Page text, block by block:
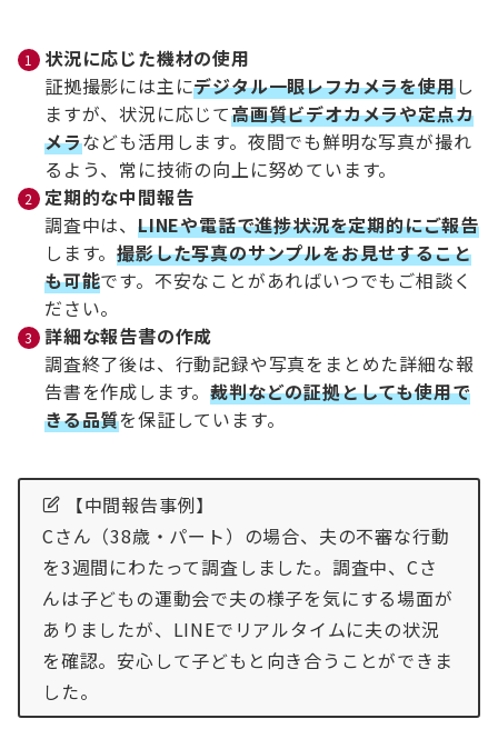
状況に応じた機材の使用
証拠撮影には主にデジタル一眼レフカメラを使用し
ますが、状況に応じて高画質ビデオカメラや定点カ
メラなども活用します。夜間でも鮮明な写真が撮れ
るよう、常に技術の向上に努めています。
定期的な中間報告
調査中は、 LINEや電話で進捗状況を定期的にご報告
します。撮影した写真のサンプルをお見せすること
も可能です。不安なことがあればいつでもご相談く
ださい。
詳細な報告書の作成
調査終了後は、行動記録や写真をまとめた詳細な報
告書を作成します。裁判などの証拠としても使用で
きる品質を保証しています。
【中間報告事例】
Cさん（38歳・パート）の場合、夫の不審な行動
を3週間にわたって調査しました。調査中、Cさ
んは子どもの運動会で夫の様子を気にする場面が
ありましたが、LINEでリアルタイムに夫の状況
を確認。安心して子どもと向き合うことができま
した。